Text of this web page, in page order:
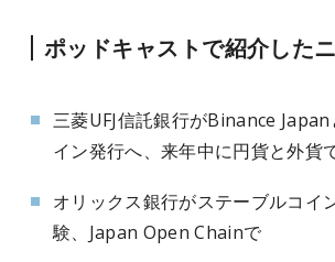
ポッドキャストで紹介した
三菱UFJ信託銀行がBinance
イン発行へ、来年中に円貨と外貨
オリックス銀行がステーブルコイ
験、Japan Open Chainで